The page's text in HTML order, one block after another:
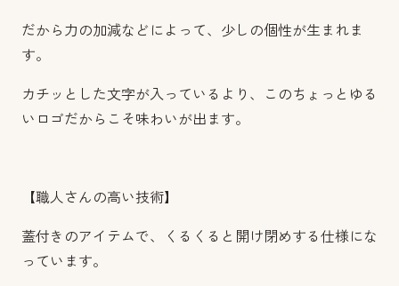
だから力の加減などによって、少しの個性が生まれま
す。
カチッとした文字が入っているより、このちょっとゆる
いロゴだからこそ味わいが出ます。
【職人さんの高い技術】
蓋付きのアイテムで、くるくると開け閉めする仕様にな
っています。